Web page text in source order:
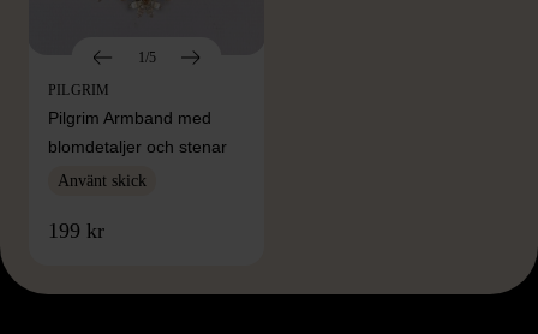
1/5
PILGRIM
Pilgrim Armband med
blomdetaljer och stenar
Använt skick
199 kr